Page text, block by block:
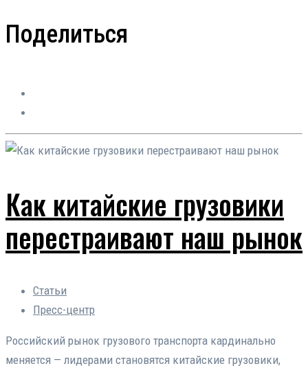
Поделиться
Как китайские грузовики
перестраивают наш рынок
Статьи
Пресс-центр
Российский рынок грузового транспорта кардинально
меняется — лидерами становятся китайские грузовики,